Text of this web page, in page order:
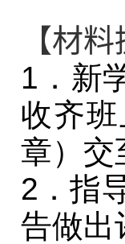
【材
1．新
收齐
章）交
2．指
告做出